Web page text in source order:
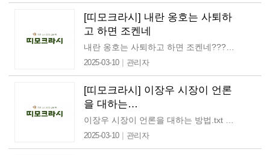
[띠모크라시] 내란 옹호는 사퇴하
고 하면 조켄네
내란 옹호는 사퇴하고 하면 조켄네???? 2025.1.22(수) 안녕하세요. 띠모입니다. 연일 터져 나오는 소식들을 보고 있으면 지치기도 하고 잠을 이루기 어려우신 분들도 많을 것…
2025-03-10| 관리자
[띠모크라시] 이장우 시장이 언론
을 대하는…
2025-03-10| 관리자